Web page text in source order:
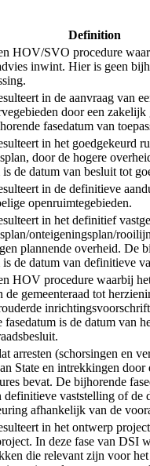
Definition
HOV/SVO procedure
inwint. Hier is geen
in de aanvraag van
door een
fasedatum van
in het goedgekeurd
door de hogere
is de datum van besluit tot
in de definitieve
openruimtegebieden.
in het definitief
onteigeningsplan/
plannende overheid. De
is de datum van definitieve
HOV procedure waarbij
de gemeenteraad tot
fasedatum is de datum van
arresten (schorsingen en
State en intrekkingen door
bevat. De bijhorende
definitieve vaststelling of de
afhankelijk van de
in het ontwerp
In deze fase van DSI
die relevant zijn voor